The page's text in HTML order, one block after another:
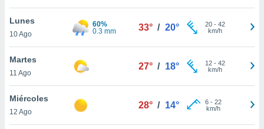
cookies
aceptar
Lunes
10 Ago
60%
0.3 mm
33° / 20° 20- 42
km/h
Martes
11 Ago
27° / 18° 12- 42
km/h
Miércoles
12 Ago
28° / 14° 6- 22
km/h